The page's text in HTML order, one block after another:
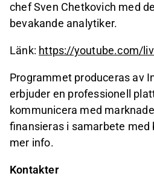
chef Sven Chetkovich med
bevakande analytiker.
Länk: https://youtube.com/
Programmet produceras av
erbjuder en professionell
kommunicera med
finansieras i samarbete med
mer info.
Kontakter